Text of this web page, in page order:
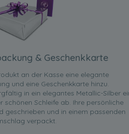
& Geschenkkarte
an der Kasse eine elegante
und eine Geschenkkarte hinzu.
in ein elegantes Metallic-Silber
schönen Schleife ab. Ihre persönliche
geschrieben und in einem passenden
verpackt.